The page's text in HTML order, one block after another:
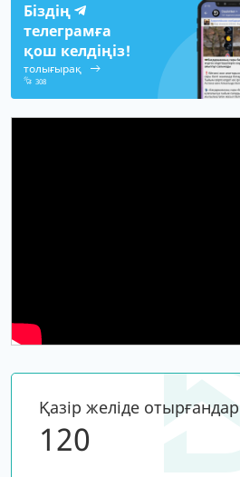
Біздің
телеграмға
қош келдіңіз!
толығырақ
308
Қазір желіде отырғандар
120